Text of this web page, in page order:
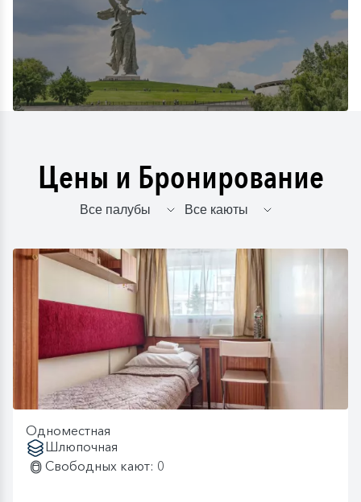
Цены и Бронирование
Одноместная
Шлюпочная
Свободных кают: 0